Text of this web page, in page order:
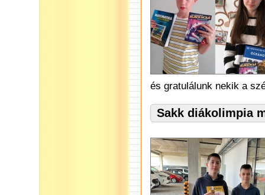
és gratulálunk nekik a
Sakk diákolimpia